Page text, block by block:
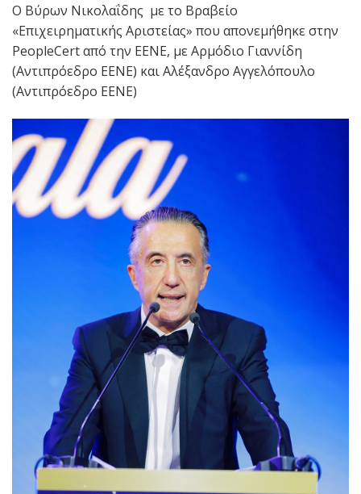
Ο Βύρων Νικολαΐδης με το Βραβείο
«Επιχειρηματικής Αριστείας» που απονεμήθηκε στην
PeopleCert από την ΕΕΝΕ, με Αρμόδιο Γιαννίδη
(Αντιπρόεδρο ΕΕΝΕ) και Αλέξανδρο Αγγελόπουλο
(Αντιπρόεδρο ΕΕΝΕ)